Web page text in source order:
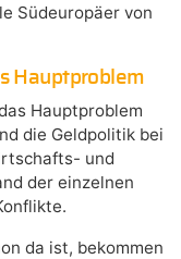
Südeuropäer von
Hauptproblem
Hauptproblem
die Geldpolitik bei
und
der einzelnen
da ist, bekommen